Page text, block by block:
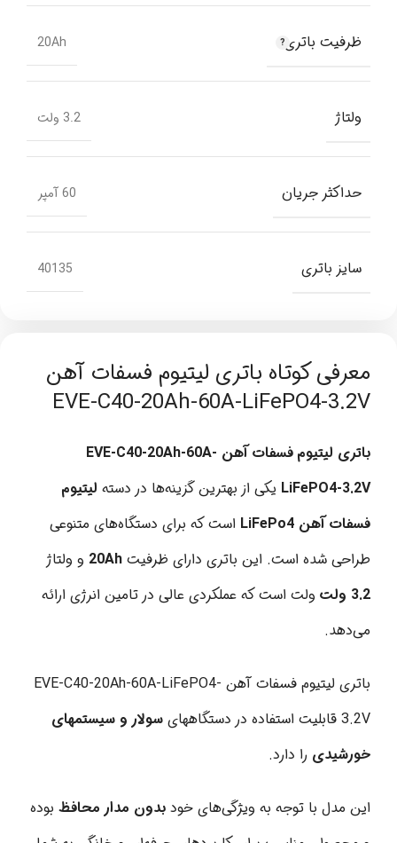
ظرفیت باتری 20Ah
ولتاژ 3.2 ولت
حداکثر جریان 60 آمپر
سایز باتری 40135
معرفی کوتاه باتری لیتیوم فسفات آهن
EVE-C40-20Ah-60A-LiFePO4-3.2V
باتری لیتیوم فسفات آهن EVE-C40-20Ah-60A-
LiFePO4-3.2V یکی از بهترین گزینه‌ها در دسته لیتیوم
فسفات آهن LiFePo4
است که برای دستگاه‌های متنوعی
طراحی شده است. این باتری دارای ظرفیت 20Ah و ولتاژ
3.2 ولت
ولت است که عملکردی عالی در تامین انرژی ارائه
می‌دهد.
باتری لیتیوم فسفات آهن EVE-C40-20Ah-60A-LiFePO4-
3.2V قابلیت استفاده در دستگاههای
سولار و سیستمهای
خورشیدی را دارد.
این مدل با توجه به ویژگی‌های خود بدون مدار محافظ بوده